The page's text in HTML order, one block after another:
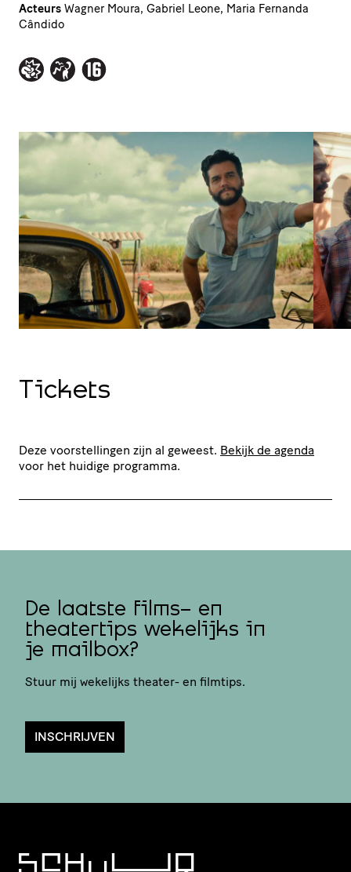
Acteurs Wagner Moura, Gabriel Leone, Maria Fernanda
Cândido
Tickets
Deze voorstellingen zijn al geweest. Bekijk de agenda
voor het huidige programma.
De laatste films- en
theatertips wekelijks in
je mailbox?
Stuur mij wekelijks theater- en filmtips.
INSCHRIJVEN